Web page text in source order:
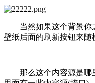
当然如果这个背景你
壁纸后面的刷新按钮来随
那么这个内容源是哪